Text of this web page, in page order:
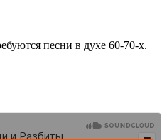
песни в духе 60-70-х.